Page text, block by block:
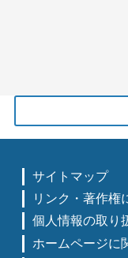
サイトマップ
リンク・著作権
個人情報の取り
ホームページに